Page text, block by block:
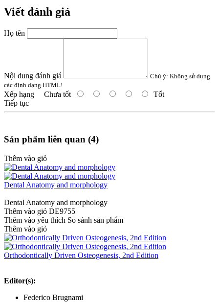
Viết đánh giá
Họ tên
Nội dung đánh giá Chú ý: Không sử dụng
các định dạng HTML!
Xếp hạng Chưa tốt
Tốt
Tiếp tục
Sản phẩm liên quan (4)
Thêm vào giỏ
Dental Anatomy and morphology
Dental Anatomy and morphology
Thêm vào giỏ DE9755
Thêm vào yêu thích So sánh sản phẩm
Thêm vào giỏ
Orthodontically Driven Osteogenesis, 2nd Edition
Editor(s):
Federico Brugnami